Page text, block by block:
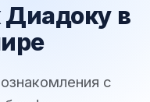
в
с